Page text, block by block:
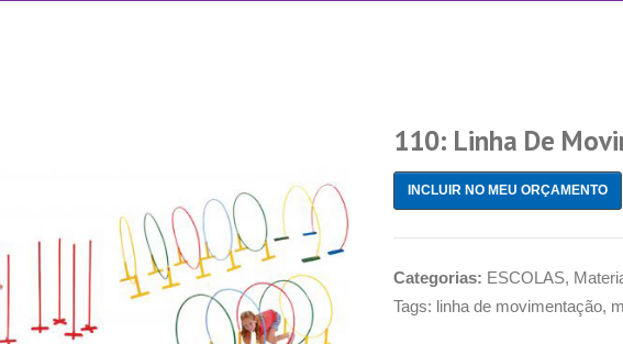
110: Linha De
INCLUIR NO MEU ORÇAMENTO
Categorias: ESCOLAS,
Tags: linha de movimentação,